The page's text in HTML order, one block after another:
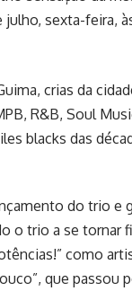
sexta-feira,
crias da
R&B, Soul
blacks das
do trio e
o trio a se tornar
como
que passou